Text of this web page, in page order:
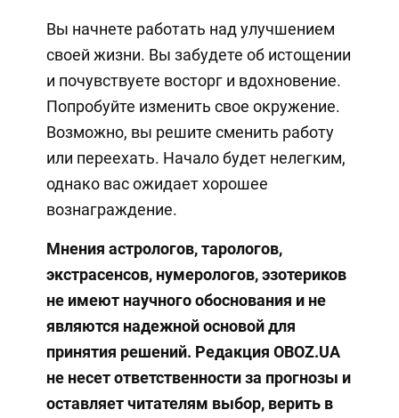
Вы начнете работать над улучшением
своей жизни. Вы забудете об истощении
и почувствуете восторг и вдохновение.
Попробуйте изменить свое окружение.
Возможно, вы решите сменить работу
или переехать. Начало будет нелегким,
однако вас ожидает хорошее
вознаграждение.
Мнения астрологов, тарологов,
экстрасенсов, нумерологов, эзотериков
не имеют научного обоснования и не
являются надежной основой для
принятия решений. Редакция OBOZ.UA
не несет ответственности за прогнозы и
оставляет читателям выбор, верить в